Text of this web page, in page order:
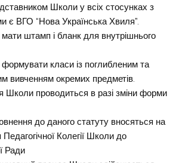
Школи у всіх стосунках з
є ВГО “Нова Українська Хвиля”.
штамп і бланк для внутрішнього
класи із поглибленим та
вивченням окремих предметів.
Школи проводиться в разі зміни форми
до даного статуту вносяться на
Колегії Школи до
Ради